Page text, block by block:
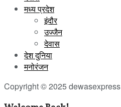
मध्य प्रदेश
इंदौर
उज्जैन
देवास
देश दुनिया
मनोरंजन
Copyright © 2025 dewasexpress